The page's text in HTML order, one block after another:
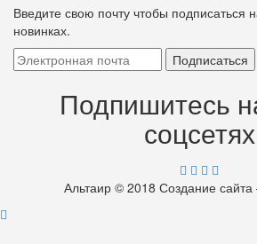
Введите свою почту чтобы подписаться
новинках.
Подпишитесь
соцсетях
Альтаир © 2018 Создание